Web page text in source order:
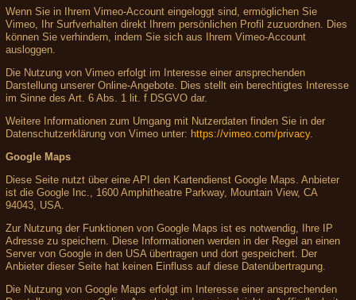
Wenn Sie in Ihrem Vimeo-Account eingeloggt sind, ermöglichen Sie
Vimeo, Ihr Surfverhalten direkt Ihrem persönlichen Profil zuzuordnen. Dies
können Sie verhindern, indem Sie sich aus Ihrem Vimeo-Account
ausloggen.
Die Nutzung von Vimeo erfolgt im Interesse einer ansprechenden
Darstellung unserer Online-Angebote. Dies stellt ein berechtigtes Interesse
im Sinne des Art. 6 Abs. 1 lit. f DSGVO dar.
Weitere Informationen zum Umgang mit Nutzerdaten finden Sie in der
Datenschutzerklärung von Vimeo unter: https://vimeo.com/privacy.
Google Maps
Diese Seite nutzt über eine API den Kartendienst Google Maps. Anbieter
ist die Google Inc., 1600 Amphitheatre Parkway, Mountain View, CA
94043, USA.
Zur Nutzung der Funktionen von Google Maps ist es notwendig, Ihre IP
Adresse zu speichern. Diese Informationen werden in der Regel an einen
Server von Google in den USA übertragen und dort gespeichert. Der
Anbieter dieser Seite hat keinen Einfluss auf diese Datenübertragung.
Die Nutzung von Google Maps erfolgt im Interesse einer ansprechenden